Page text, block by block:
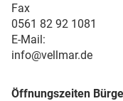
Fax
0561 82 92 1081
E-Mail:
info@vellmar.de
Öffnungszeiten